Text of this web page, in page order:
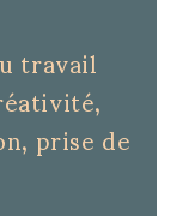
travail
prise de